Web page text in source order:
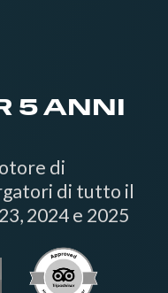
5 ANNI
di
di tutto il
2024 e 2025